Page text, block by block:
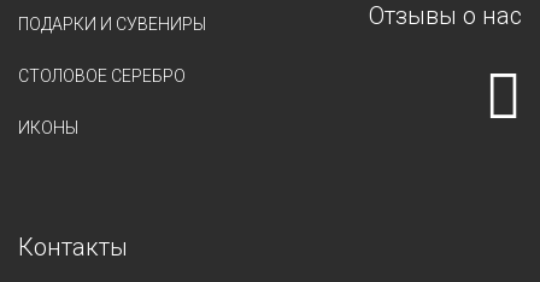
ПОДАРКИ И СУВЕНИРЫ
СТОЛОВОЕ СЕРЕБРО
ИКОНЫ
Отзывы о нас
Контакты